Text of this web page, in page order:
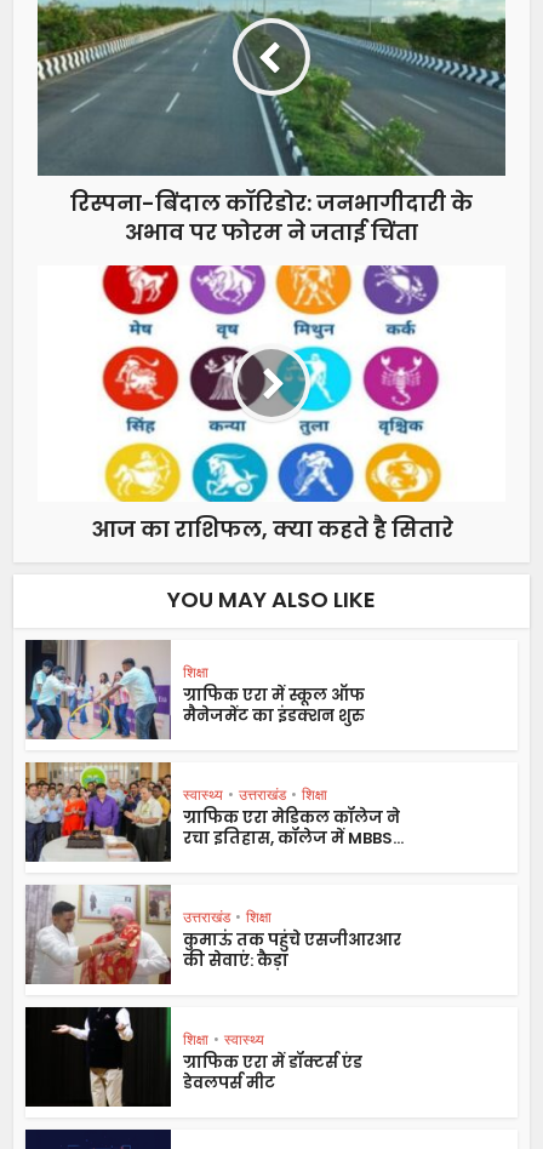
रिस्पना-बिंदाल कॉरिडोर: जनभागीदारी के
अभाव पर फोरम ने जताई चिंता
आज का राशिफल, क्या कहते है सितारे
YOU MAY ALSO LIKE
शिक्षा
ग्राफिक एरा में स्कूल ऑफ
मैनेजमेंट का इंडक्शन शुरु
स्वास्थ्य • उत्तराखंड • शिक्षा
ग्राफिक एरा मेडिकल कॉलेज ने
रचा इतिहास, कॉलेज में MBBS...
उत्तराखंड • शिक्षा
कुमाऊं तक पहुंचे एसजीआरआर
की सेवाएं: कैड़ा
शिक्षा • स्वास्थ्य
ग्राफिक एरा में डॉक्टर्स एंड
डेवलपर्स मीट